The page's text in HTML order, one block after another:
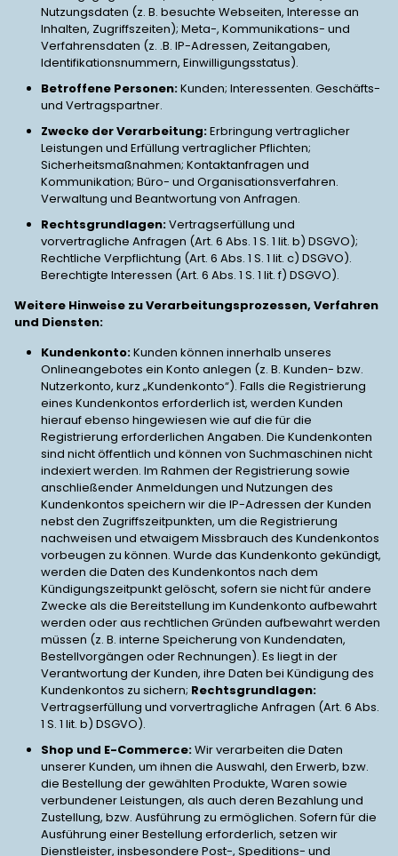
Nutzungsdaten (z. B. besuchte Webseiten, Interesse an
Inhalten, Zugriffszeiten); Meta-, Kommunikations- und
Verfahrensdaten (z. .B. IP-Adressen, Zeitangaben,
Identifikationsnummern, Einwilligungsstatus).
Betroffene Personen:Kunden; Interessenten. Geschäfts-
und Vertragspartner.
Zwecke der Verarbeitung:Erbringung vertraglicher
Leistungen und Erfüllung vertraglicher Pflichten;
Sicherheitsmaßnahmen; Kontaktanfragen und
Kommunikation; Büro- und Organisationsverfahren.
Verwaltung und Beantwortung von Anfragen.
Rechtsgrundlagen:Vertragserfüllung und
vorvertragliche Anfragen (Art. 6 Abs. 1 S. 1 lit. b) DSGVO);
Rechtliche Verpflichtung (Art. 6 Abs. 1 S. 1 lit. c) DSGVO).
Berechtigte Interessen (Art. 6 Abs. 1 S. 1 lit. f) DSGVO).
Weitere Hinweise zu Verarbeitungsprozessen, Verfahren
und Diensten:
Kundenkonto:Kunden können innerhalb unseres
Onlineangebotes ein Konto anlegen (z. B. Kunden- bzw.
Nutzerkonto, kurz „Kundenkonto“). Falls die Registrierung
eines Kundenkontos erforderlich ist, werden Kunden
hierauf ebenso hingewiesen wie auf die für die
Registrierung erforderlichen Angaben. Die Kundenkonten
sind nicht öffentlich und können von Suchmaschinen nicht
indexiert werden. Im Rahmen der Registrierung sowie
anschließender Anmeldungen und Nutzungen des
Kundenkontos speichern wir die IP-Adressen der Kunden
nebst den Zugriffszeitpunkten, um die Registrierung
nachweisen und etwaigem Missbrauch des Kundenkontos
vorbeugen zu können. Wurde das Kundenkonto gekündigt,
werden die Daten des Kundenkontos nach dem
Kündigungszeitpunkt gelöscht, sofern sie nicht für andere
Zwecke als die Bereitstellung im Kundenkonto aufbewahrt
werden oder aus rechtlichen Gründen aufbewahrt werden
müssen (z. B. interne Speicherung von Kundendaten,
Bestellvorgängen oder Rechnungen). Es liegt in der
Verantwortung der Kunden, ihre Daten bei Kündigung des
Kundenkontos zu sichern; Rechtsgrundlagen:
Vertragserfüllung und vorvertragliche Anfragen (Art. 6 Abs.
1 S. 1 lit. b) DSGVO).
Shop und E-Commerce:Wir verarbeiten die Daten
unserer Kunden, um ihnen die Auswahl, den Erwerb, bzw.
die Bestellung der gewählten Produkte, Waren sowie
verbundener Leistungen, als auch deren Bezahlung und
Zustellung, bzw. Ausführung zu ermöglichen. Sofern für die
Ausführung einer Bestellung erforderlich, setzen wir
Dienstleister, insbesondere Post-, Speditions- und